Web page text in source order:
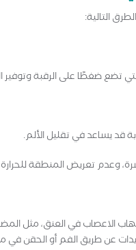
التالية:
تضع ضغطًا على الرقبة وتوفير
قد يساعد في تقليل الألم.
تعريض المنطقة للحرارة لفترة
الاعصاب في العنق، مثل
عن طريق الفم أو الحقن في